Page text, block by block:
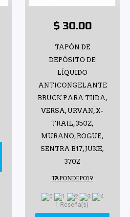
$ 30.00
TAPÓN DE
DEPÓSITO DE
LÍQUIDO
ANTICONGELANTE
BRUCK PARA TIIDA,
VERSA, URVAN, X-
TRAIL, 350Z,
MURANO, ROGUE,
SENTRA B17, JUKE,
370Z
TAPONDEPO19
1 Reseña(s)